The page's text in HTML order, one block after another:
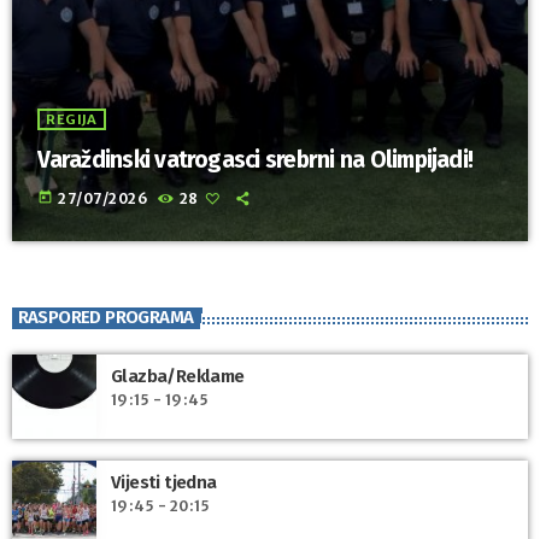
REGIJA
Varaždinski vatrogasci srebrni na Olimpijadi!
today 27/07/2026 28
RASPORED PROGRAMA
Glazba/Reklame
19:15 - 19:45
Vijesti tjedna
19:45 - 20:15